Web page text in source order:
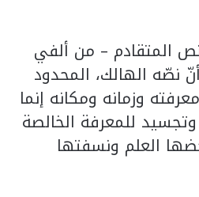
المتقادم – من ألفي
نصّه الهالك، المحدود
وزمانه ومكانه إنما
للمعرفة الخالصة
العلم ونسفتها